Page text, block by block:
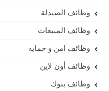
وظائف الصيدلة
وظائف المبيعات
وظائف امن و حمايه
وظائف أون لاين
وظائف بنوك